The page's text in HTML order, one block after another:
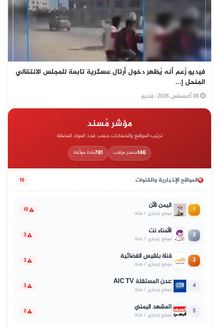
فيديو زُعم أنه يُظهر دخول أرتال عسكرية تابعة للمجلس الانتقالي
المنحل إ...
· قديم
مؤشر مُسند
ترتيب المواقع والحسابات حسب عدد المواد المضللة
146مصدر مراقب 761مادة موثّقة
المواقع الإخبارية والقنوات 16
1 اليمن الآن
موقع إخباري / قناة 10
2 الأمناء نت
موقع إخباري / قناة 3
3 قناة بلقيس الفضائية
موقع إخباري / قناة 3
4 عدن المستقلة AIC TV
موقع إخباري / قناة 3
5 المشهد اليمني
موقع إخباري / قناة 2